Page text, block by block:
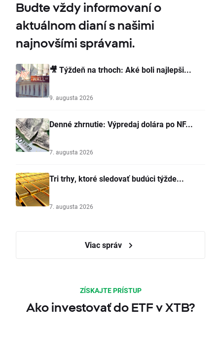
Budte vždy informovaní o
aktuálnom dianí s našimi
najnovšími správami.
🎥 Týždeň na trhoch: Aké boli najlepši...
9. augusta 2026
Denné zhrnutie: Výpredaj dolára po NF...
7. augusta 2026
Tri trhy, ktoré sledovať budúci týžde...
7. augusta 2026
Viac správ
ZÍSKAJTE PRÍSTUP
Ako investovať do ETF v XTB?